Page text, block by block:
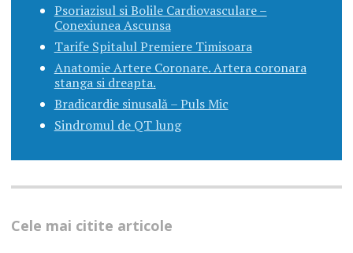
Psoriazisul si Bolile Cardiovasculare –
Conexiunea Ascunsa
Tarife Spitalul Premiere Timisoara
Anatomie Artere Coronare. Artera coronara
stanga si dreapta.
Bradicardie sinusală – Puls Mic
Sindromul de QT lung
Cele mai citite articole